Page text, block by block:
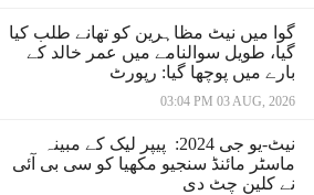
گوا میں نیٹ مظاہرین کو تھانے طلب کیا
گیا، طویل سوالنامے میں عمر خالد کے
بارے میں پوچھا گیا: رپورٹ
03:04 PM 03 AUG, 2026
نیٹ-یو جی 2024: پیپر لیک کے مبینہ
ماسٹر مائنڈ سنجیو مکھیا کو سی بی آئی
نے کلین چٹ دی